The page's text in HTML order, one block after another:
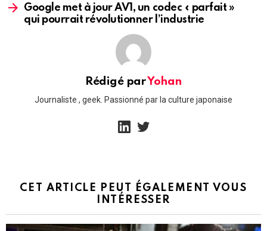
Google met à jour AV1, un codec « parfait »
qui pourrait révolutionner l’industrie
Rédigé parYohan
Journaliste , geek. Passionné par la culture japonaise
linkedin
CET ARTICLE PEUT ÉGALEMENT VOUS
INTÉRESSER